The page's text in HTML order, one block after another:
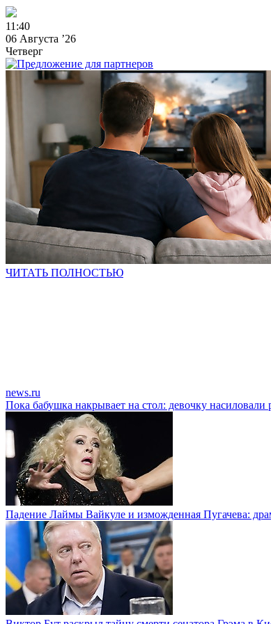
11 :40
06 Августа ’26
Четверг
ЧИТАТЬ ПОЛНОСТЬЮ
news.ru
Пока бабушка накрывает на стол: девочку
Падение Лаймы Вайкуле и изможденная Пугачева: